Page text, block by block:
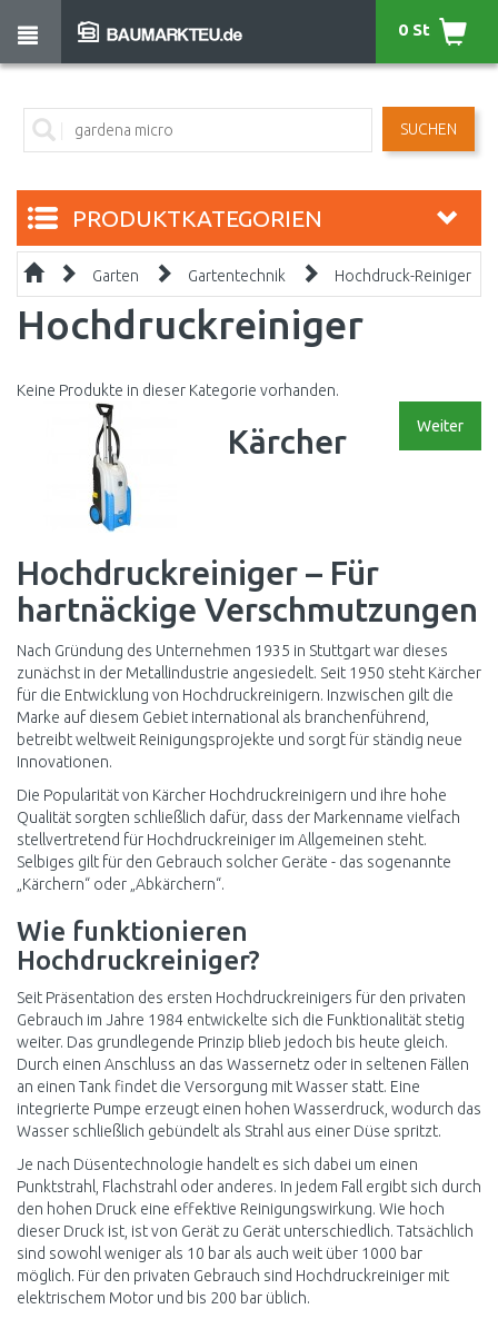
SUCHEN
0 St
PRODUKTKATEGORIEN
Garten Gartentechnik Hochdruck-Reiniger
Hochdruckreiniger
Keine Produkte in dieser Kategorie vorhanden.
Weiter
Kärcher
Hochdruckreiniger – Für
hartnäckige Verschmutzungen
Nach Gründung des Unternehmen 1935 in Stuttgart war dieses
zunächst in der Metallindustrie angesiedelt. Seit 1950 steht Kärcher
für die Entwicklung von Hochdruckreinigern. Inzwischen gilt die
Marke auf diesem Gebiet international als branchenführend,
betreibt weltweit Reinigungsprojekte und sorgt für ständig neue
Innovationen.
Die Popularität von Kärcher Hochdruckreinigern und ihre hohe
Qualität sorgten schließlich dafür, dass der Markenname vielfach
stellvertretend für Hochdruckreiniger im Allgemeinen steht.
Selbiges gilt für den Gebrauch solcher Geräte - das sogenannte
„Kärchern“ oder „Abkärchern“.
Wie funktionieren
Hochdruckreiniger?
Seit Präsentation des ersten Hochdruckreinigers für den privaten
Gebrauch im Jahre 1984 entwickelte sich die Funktionalität stetig
weiter. Das grundlegende Prinzip blieb jedoch bis heute gleich.
Durch einen Anschluss an das Wassernetz oder in seltenen Fällen
an einen Tank findet die Versorgung mit Wasser statt. Eine
integrierte Pumpe erzeugt einen hohen Wasserdruck, wodurch das
Wasser schließlich gebündelt als Strahl aus einer Düse spritzt.
Je nach Düsentechnologie handelt es sich dabei um einen
Punktstrahl, Flachstrahl oder anderes. In jedem Fall ergibt sich durch
den hohen Druck eine effektive Reinigungswirkung. Wie hoch
dieser Druck ist, ist von Gerät zu Gerät unterschiedlich. Tatsächlich
sind sowohl weniger als 10 bar als auch weit über 1000 bar
möglich. Für den privaten Gebrauch sind Hochdruckreiniger mit
elektrischem Motor und bis 200 bar üblich.